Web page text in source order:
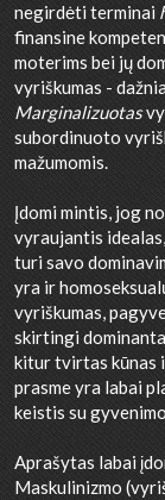
negirdėti terminai
finansine
moterims bei jų
vyriškumas -
Marginalizuotas
subordinuoto
mažumomis.
Įdomi mintis, jog
vyraujantis
turi savo
yra ir
vyriškumas,
skirtingi
kitur tvirtas kūnas
prasme yra labai
keistis su
Aprašytas labai
Maskulinizmo